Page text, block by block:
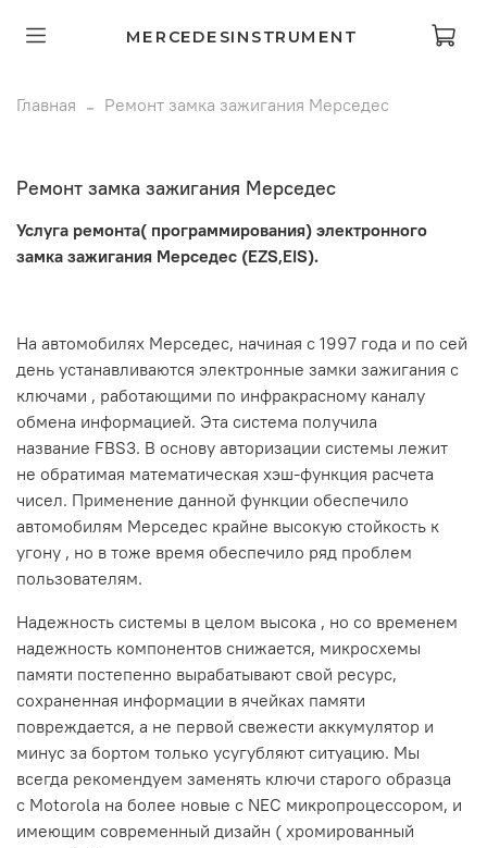
MERCEDESINSTRUMENT
Главная Ремонт замка зажигания Мерседес
Ремонт замка зажигания Мерседес
Услуга ремонта( программирования) электронного
замка зажигания Мерседес (EZS,EIS).
На автомобилях Мерседес, начиная с 1997 года и по сей
день устанавливаются электронные замки зажигания с
ключами , работающими по инфракрасному каналу
обмена информацией. Эта система получила
название FBS3. В основу авторизации системы лежит
не обратимая математическая хэш-функция расчета
чисел. Применение данной функции обеспечило
автомобилям Мерседес крайне высокую стойкость к
угону , но в тоже время обеспечило ряд проблем
пользователям.
Надежность системы в целом высока , но со временем
надежность компонентов снижается, микросхемы
памяти постепенно вырабатывают свой ресурс,
сохраненная информации в ячейках памяти
повреждается, а не первой свежести аккумулятор и
минус за бортом только усугубляют ситуацию. Мы
всегда рекомендуем заменять ключи старого образца
с Motorola на более новые с NEC микропроцессором, и
имеющим современный дизайн ( хромированный